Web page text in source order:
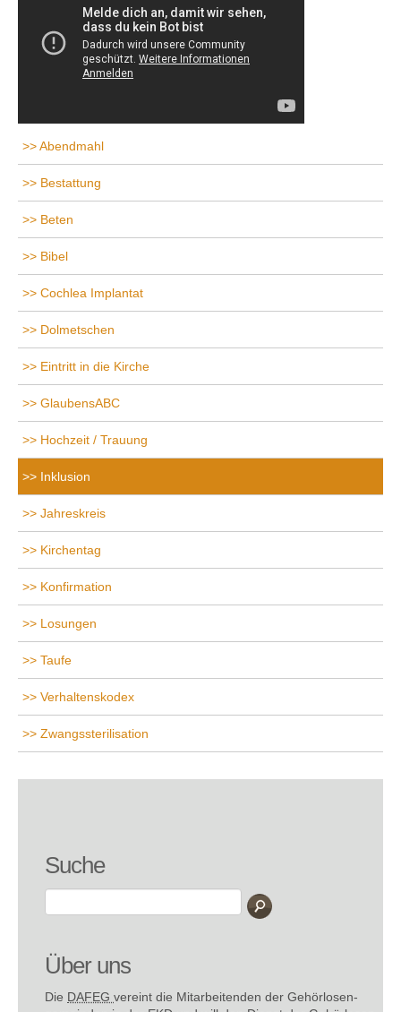
Abendmahl
Bestattung
Beten
Bibel
Cochlea Implantat
Dolmetschen
Eintritt in die Kirche
GlaubensABC
Hochzeit / Trauung
Inklusion
Jahreskreis
Kirchentag
Konfirmation
Losungen
Taufe
Verhaltenskodex
Zwangssterilisation
Suche
Über uns
Die DAFEG vereint die Mitarbeitenden der Gehör­losen­